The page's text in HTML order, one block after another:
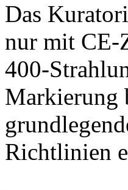
Das
nur mit CE-
400-
Markierung
Richtlinien